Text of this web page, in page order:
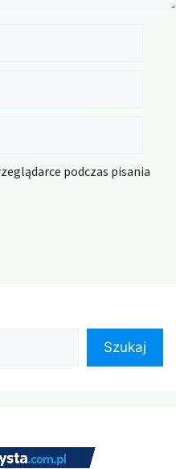
podczas pisania
Szukaj